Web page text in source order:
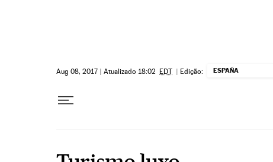
Aug 08, 2017 | Atualizado 18:02 EDT | Edição: ESPAÑA